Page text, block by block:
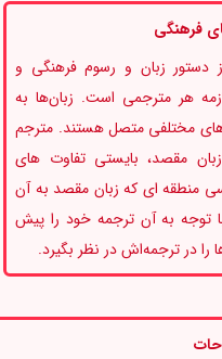
فرهنگی
زبان و رسوم فرهنگی و
هر مترجمی است. زبان‌ها به
مختلفی متصل هستند. مترجم
مقصد، بایستی تفاوت های
منطقه ای که زبان مقصد به آن
توجه به آن ترجمه خود را پیش
را در ترجمه‌اش در نظر بگیرد.